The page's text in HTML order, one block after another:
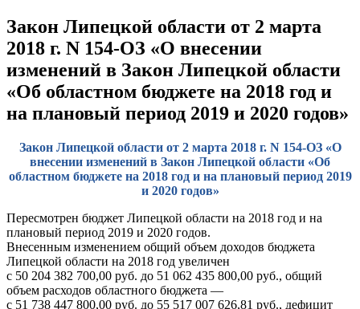
Закон Липецкой области от 2 марта
2018 г. N 154-ОЗ «О внесении
изменений в Закон Липецкой области
«Об областном бюджете на 2018 год и
на плановый период 2019 и 2020 годов»
Закон Липецкой области от 2 марта 2018 г. N 154-ОЗ «О
внесении изменений в Закон Липецкой области «Об
областном бюджете на 2018 год и на плановый период 2019
и 2020 годов»
Пересмотрен бюджет Липецкой области на 2018 год и на
плановый период 2019 и 2020 годов.
Внесенным изменением общий объем доходов бюджета
Липецкой области на 2018 год увеличен
с 50 204 382 700,00 руб. до 51 062 435 800,00 руб., общий
объем расходов областного бюджета —
с 51 738 447 800,00 руб. до 55 517 007 626,81 руб., дефицит